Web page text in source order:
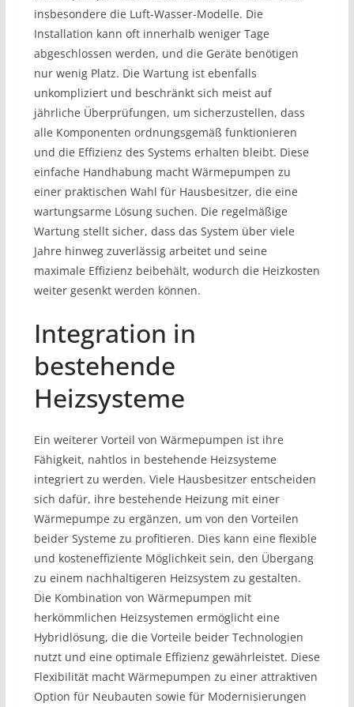
insbesondere die Luft-Wasser-Modelle. Die
Installation kann oft innerhalb weniger Tage
abgeschlossen werden, und die Geräte benötigen
nur wenig Platz. Die Wartung ist ebenfalls
unkompliziert und beschränkt sich meist auf
jährliche Überprüfungen, um sicherzustellen, dass
alle Komponenten ordnungsgemäß funktionieren
und die Effizienz des Systems erhalten bleibt. Diese
einfache Handhabung macht Wärmepumpen zu
einer praktischen Wahl für Hausbesitzer, die eine
wartungsarme Lösung suchen. Die regelmäßige
Wartung stellt sicher, dass das System über viele
Jahre hinweg zuverlässig arbeitet und seine
maximale Effizienz beibehält, wodurch die Heizkosten
weiter gesenkt werden können.
Integration in
bestehende
Heizsysteme
Ein weiterer Vorteil von Wärmepumpen ist ihre
Fähigkeit, nahtlos in bestehende Heizsysteme
integriert zu werden. Viele Hausbesitzer entscheiden
sich dafür, ihre bestehende Heizung mit einer
Wärmepumpe zu ergänzen, um von den Vorteilen
beider Systeme zu profitieren. Dies kann eine flexible
und kosteneffiziente Möglichkeit sein, den Übergang
zu einem nachhaltigeren Heizsystem zu gestalten.
Die Kombination von Wärmepumpen mit
herkömmlichen Heizsystemen ermöglicht eine
Hybridlösung, die die Vorteile beider Technologien
nutzt und eine optimale Effizienz gewährleistet. Diese
Flexibilität macht Wärmepumpen zu einer attraktiven
Option für Neubauten sowie für Modernisierungen